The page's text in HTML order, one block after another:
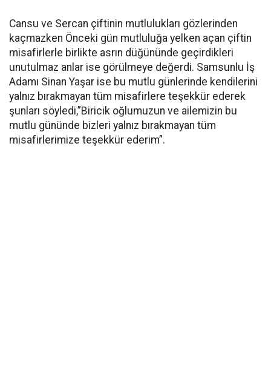
Cansu ve Sercan çiftinin mutlulukları gözlerinden
kaçmazken Önceki gün mutluluğa yelken açan çiftin
misafirlerle birlikte asrın düğününde geçirdikleri
unutulmaz anlar ise görülmeye değerdi. Samsunlu İş
Adamı Sinan Yaşar ise bu mutlu günlerinde kendilerini
yalnız bırakmayan tüm misafirlere teşekkür ederek
şunları söyledi,”Biricik oğlumuzun ve ailemizin bu
mutlu gününde bizleri yalnız bırakmayan tüm
misafirlerimize teşekkür ederim”.